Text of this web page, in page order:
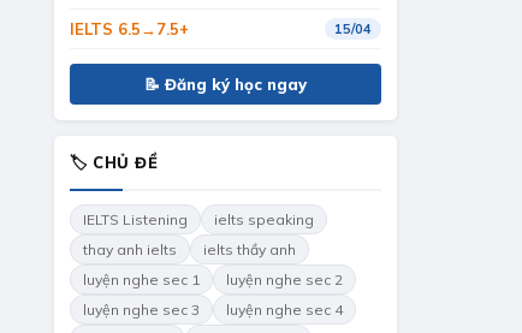
IELTS 6.5→7.5+ 15/04
📝 Đăng ký học ngay
🏷 CHỦ ĐỀ
IELTS Listening
ielts speaking
thay anh ielts
ielts thầy anh
luyện nghe sec 1
luyện nghe sec 2
luyện nghe sec 3
luyện nghe sec 4